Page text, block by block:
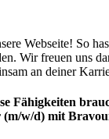
Webseite! So
Wir freuen uns
an deiner
Fähigkeiten
w/d) mit